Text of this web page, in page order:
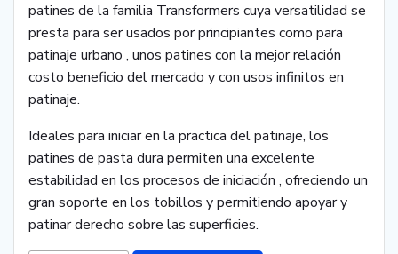
patines de la familia Transformers cuya versatilidad se
presta para ser usados por principiantes como para
patinaje urbano , unos patines con la mejor relación
costo beneficio del mercado y con usos infinitos en
patinaje.
Ideales para iniciar en la practica del patinaje, los
patines de pasta dura permiten una excelente
estabilidad en los procesos de iniciación , ofreciendo un
gran soporte en los tobillos y permitiendo apoyar y
patinar derecho sobre las superficies.